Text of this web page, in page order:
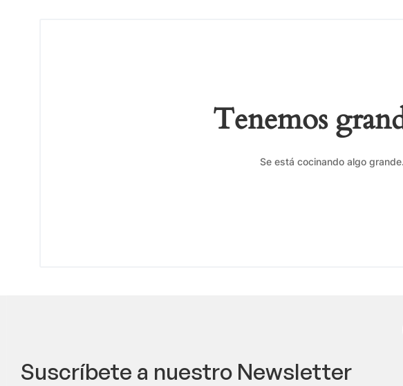
Tenemos
Se está cocinando algo
Suscríbete a nuestro Newsletter